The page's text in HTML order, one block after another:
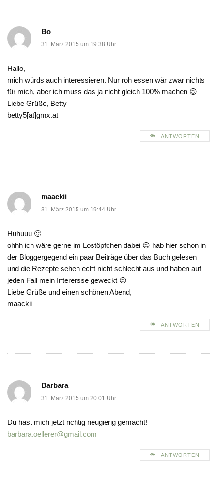
Bo
31. März 2015 um 19:38 Uhr
Hallo,
mich würds auch interessieren. Nur roh essen wär zwar nichts
für mich, aber ich muss das ja nicht gleich 100% machen 😉
Liebe Grüße, Betty
betty5[at]gmx.at
ANTWORTEN
maackii
31. März 2015 um 19:44 Uhr
Huhuuu 🙂
ohhh ich wäre gerne im Lostöpfchen dabei 😉 hab hier schon in
der Bloggergegend ein paar Beiträge über das Buch gelesen
und die Rezepte sehen echt nicht schlecht aus und haben auf
jeden Fall mein Interersse geweckt 😉
Liebe Grüße und einen schönen Abend,
maackii
ANTWORTEN
Barbara
31. März 2015 um 20:01 Uhr
Du hast mich jetzt richtig neugierig gemacht!
barbara.oellerer@gmail.com
ANTWORTEN